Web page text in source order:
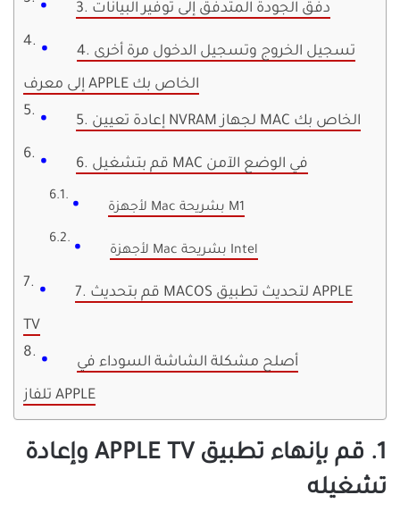
3. دفق الجودة المتدفق إلى توفير البيانات
4. تسجيل الخروج وتسجيل الدخول مرة أخرى
إلى معرف APPLE الخاص بك
5. إعادة تعيين NVRAM لجهاز MAC الخاص بك
6. قم بتشغيل MAC في الوضع الآمن
لأجهزة Mac بشريحة M1
لأجهزة Mac بشريحة Intel
7. قم بتحديث MACOS لتحديث تطبيق APPLE
TV
أصلح مشكلة الشاشة السوداء في
تلفاز APPLE
1. قم بإنهاء تطبيق APPLE TV وإعادة
تشغيله